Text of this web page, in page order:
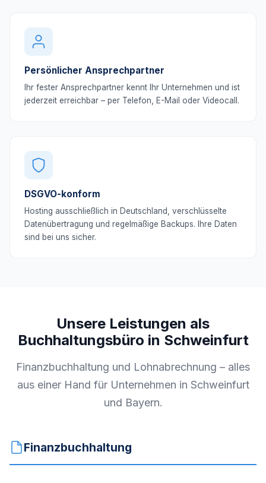
Persönlicher Ansprechpartner
Ihr fester Ansprechpartner kennt Ihr Unternehmen und ist
jederzeit erreichbar – per Telefon, E-Mail oder Videocall.
DSGVO-konform
Hosting ausschließlich in Deutschland, verschlüsselte
Datenübertragung und regelmäßige Backups. Ihre Daten
sind bei uns sicher.
Unsere Leistungen als
Buchhaltungsbüro in Schweinfurt
Finanzbuchhaltung und Lohnabrechnung – alles
aus einer Hand für Unternehmen in Schweinfurt
und Bayern.
Finanzbuchhaltung